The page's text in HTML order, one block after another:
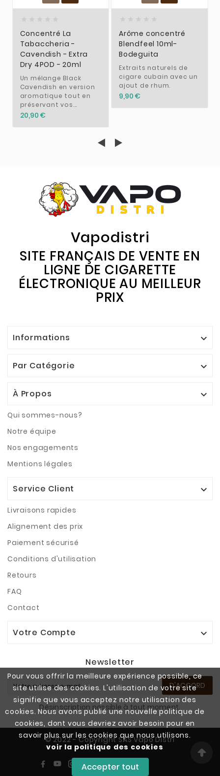
Pour vous offrir la meilleure expérience possible, ce
site utilise des cookies. L'utilisation de votre site
signifie que vous acceptez notre utilisation des
cookies. Nous avons publié une nouvelle politique de
cookies, dont vous devriez avoir besoin pour en
savoir plus sur les cookies que nous utilisons.
voir la politique des cookies
Accepter tout
Concentré La
Tabaccheria -
Cavendish - Extra
Dry 4POD - 20ml
Un mélange Black
Cavendish en version
aromatique tout en
préservant vos...
20,90 €
Arôme concentré
Blendfeel 10ml-
Bodeguita
Extraits naturels de
cigare cubain avec un
ajout de rhum.
9,90 €
Vapodistri
SITE FRANÇAIS DE VENTE EN
LIGNE DE CIGARETTE
ÉLECTRONIQUE AU MEILLEUR
PRIX
Informations 
Par Catégorie 
À Propos 
Qui sommes-nous?
Notre équipe
Nos engagements
Mentions légales
Service Client 
Livraisons rapides
Alignement des prix
Paiement sécurisé
Conditions d'utilisation
Retours
FAQ
Contact
Votre Compte 
Newsletter
D'ACCORD
Désinscription possible à tout moment.
© 2022 - Copyright SAS Vapo Distri